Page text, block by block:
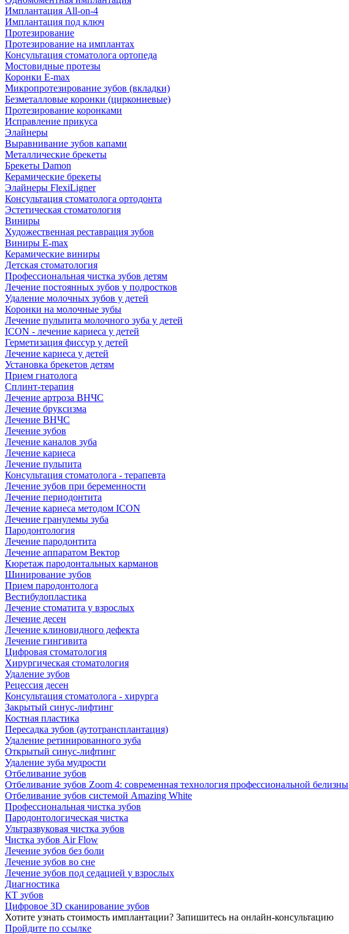
Имплантация All-on-4
Имплантация под ключ
Протезирование
Протезирование на имплантах
Консультация стоматолога ортопеда
Мостовидные протезы
Коронки E-max
Микропротезирование зубов (вкладки)
Безметалловые коронки (циркониевые)
Протезирование коронками
Исправление прикуса
Элайнеры
Выравнивание зубов капами
Металлические брекеты
Брекеты Damon
Керамические брекеты
Элайнеры FlexiLigner
Консультация стоматолога ортодонта
Эстетическая стоматология
Виниры
Художественная реставрация зубов
Виниры E-max
Керамические виниры
Детская стоматология
Профессиональная чистка зубов детям
Лечение постоянных зубов у подростков
Удаление молочных зубов у детей
Коронки на молочные зубы
Лечение пульпита молочного зуба у детей
ICON - лечение кариеса у детей
Герметизация фиссур у детей
Лечение кариеса у детей
Установка брекетов детям
Прием гнатолога
Сплинт-терапия
Лечение артроза ВНЧС
Лечение бруксизма
Лечение ВНЧС
Лечение зубов
Лечение каналов зуба
Лечение кариеса
Лечение пульпита
Консультация стоматолога - терапевта
Лечение зубов при беременности
Лечение периодонтита
Лечение кариеса методом ICON
Лечение гранулемы зуба
Пародонтология
Лечение пародонтита
Лечение аппаратом Вектор
Кюретаж пародонтальных карманов
Шинирование зубов
Прием пародонтолога
Вестибулопластика
Лечение стоматита у взрослых
Лечение десен
Лечение клиновидного дефекта
Лечение гингивита
Цифровая стоматология
Хирургическая стоматология
Удаление зубов
Рецессия десен
Консультация стоматолога - хирурга
Закрытый синус-лифтинг
Костная пластика
Пересадка зубов (аутотрансплантация)
Удаление ретинированного зуба
Открытый синус-лифтинг
Удаление зуба мудрости
Отбеливание зубов
Отбеливание зубов Zoom 4: современная технология профессиональной белизны
Отбеливание зубов системой Amazing White
Профессиональная чистка зубов
Пародонтологическая чистка
Ультразвуковая чистка зубов
Чистка зубов Air Flow
Лечение зубов без боли
Лечение зубов во сне
Лечение зубов под седацией у взрослых
Диагностика
КТ зубов
Цифровое 3D сканирование зубов
Хотите узнать стоимость имплантации? Запишитесь на онлайн-консультацию
Пройдите по ссылке